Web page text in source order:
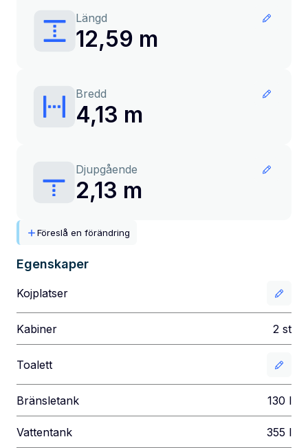
Längd
12,59 m
Bredd
4,13 m
Djupgående
2,13 m
Föreslå en förändring
Egenskaper
Kojplatser
Kabiner 2 st
Toalett
Bränsletank 130 l
Vattentank 355 l